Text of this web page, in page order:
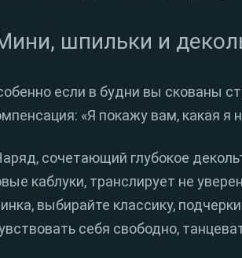
шпильки и
если в будни вы скованы
«Я покажу вам, какая я
сочетающий глубокое
каблуки, транслирует не
выбирайте классику,
себя свободно,